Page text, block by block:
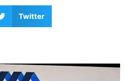
Twitter